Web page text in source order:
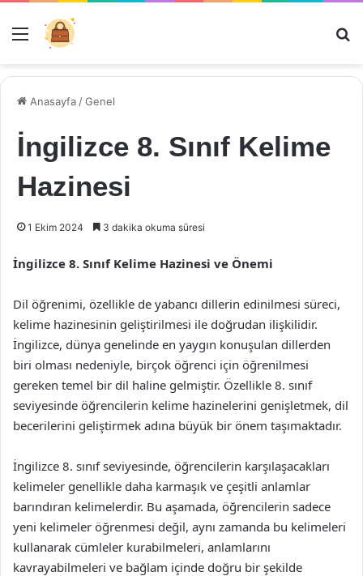
Menü
Anasayfa /Genel
İngilizce 8. Sınıf Kelime
Hazinesi
1 Ekim 2024 3 dakika okuma süresi
İngilizce 8. Sınıf Kelime Hazinesi ve Önemi
Dil öğrenimi, özellikle de yabancı dillerin edinilmesi süreci,
kelime hazinesinin geliştirilmesi ile doğrudan ilişkilidir.
İngilizce, dünya genelinde en yaygın konuşulan dillerden
biri olması nedeniyle, birçok öğrenci için öğrenilmesi
gereken temel bir dil haline gelmiştir. Özellikle 8. sınıf
seviyesinde öğrencilerin kelime hazinelerini genişletmek, dil
becerilerini geliştirmek adına büyük bir önem taşımaktadır.
İngilizce 8. sınıf seviyesinde, öğrencilerin karşılaşacakları
kelimeler genellikle daha karmaşık ve çeşitli anlamlar
barındıran kelimelerdir. Bu aşamada, öğrencilerin sadece
yeni kelimeler öğrenmesi değil, aynı zamanda bu kelimeleri
kullanarak cümleler kurabilmeleri, anlamlarını
kavrayabilmeleri ve bağlam içinde doğru bir şekilde